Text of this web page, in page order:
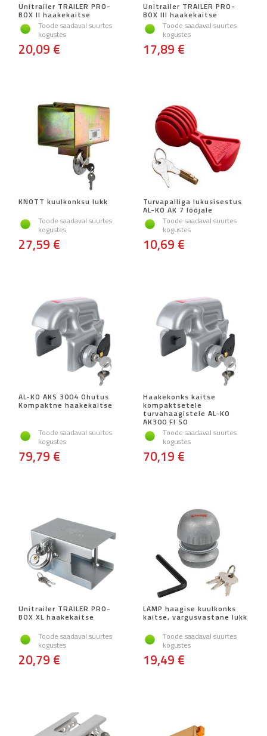
Unitrailer TRAILER PRO-
BOX II haakekaitse
Toode saadaval suurtes
kogustes
20,09 €
Unitrailer TRAILER PRO-
BOX III haakekaitse
Toode saadaval suurtes
kogustes
17,89 €
KNOTT kuulkonksu lukk
Toode saadaval suurtes
kogustes
27,59 €
Turvapalliga lukusisestus
AL-KO AK 7 lööjale
Toode saadaval suurtes
kogustes
10,69 €
AL-KO AKS 3004 Ohutus
Kompaktne haakekaitse
Toode saadaval suurtes
kogustes
79,79 €
Haakekonks kaitse
kompaktsetele
turvahaagistele AL-KO
AK300 FI 50
Toode saadaval suurtes
kogustes
70,19 €
Unitrailer TRAILER PRO-
BOX XL haakekaitse
Toode saadaval suurtes
kogustes
20,79 €
LAMP haagise kuulkonks
kaitse, vargusvastane lukk
Toode saadaval suurtes
kogustes
19,49 €